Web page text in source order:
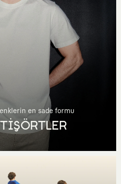
en sade formu